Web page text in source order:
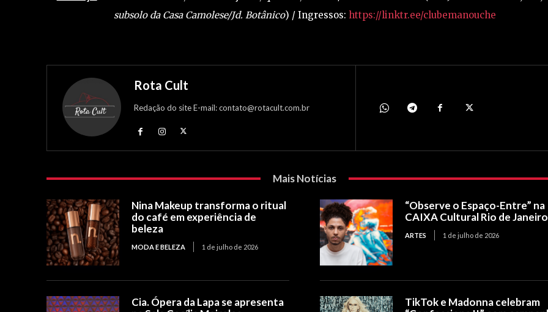
subsolo da Casa Camolese/Jd. Botânico) / Ingressos: https://linktr.ee/clubemanouche
Rota Cult
Redação do site E-mail: contato@rotacult.com.br
Mais Notícias
Nina Makeup transforma o ritual
do café em experiência de
beleza
MODA E BELEZA 1 de julho de 2026
“Observe o Espaço-Entre” na
CAIXA Cultural Rio de Janeiro
ARTES 1 de julho de 2026
Cia. Ópera da Lapa se apresenta
TikTok e Madonna celebram